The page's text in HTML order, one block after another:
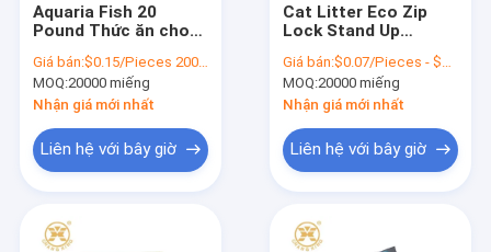
Aquaria Fish 20
Pound Thức ăn cho
Thức ăn cho Cá Koi
Bên nhựa Gusset
Giá bán:$0.15/Pieces 20000-199999 Pieces
MOQ:20000 miếng
Nhận giá mới nhất
Liên hệ với bây giờ
Cat Litter Eco Zip
Lock Stand Up
Treatment Túi đóng
gói
Giá bán:$0.07/Pieces - $0.1/Pieces
MOQ:20000 miếng
Nhận giá mới nhất
Liên hệ với bây giờ